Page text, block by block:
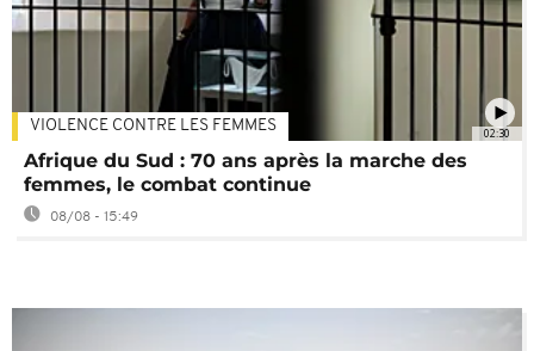
02:30
VIOLENCE CONTRE LES FEMMES
Afrique du Sud : 70 ans après la marche des
femmes, le combat continue
08/08 - 15:49